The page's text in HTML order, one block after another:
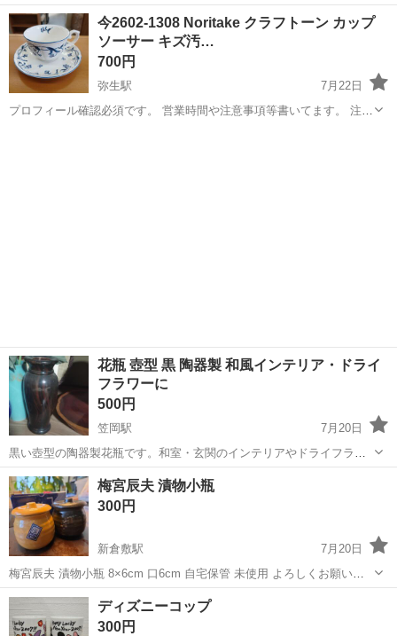
中！友達同士での応募OK！備品付きワンルーム寮費無料！赴任旅費会
社負担！生活支援物資事前対応可◎格安食堂利用可！年間休日135日
♪《山口県山口市》 人気の工...
山口 山口市 大歳駅 その他
今2602-1308 Noritake クラフトーン カップ
ソーサー キズ汚…
700円
弥生駅
7月22日
プロフィール確認必須です。 営業時間や注意事項等書いてます。 注意
花瓶 壺型 黒 陶器製 和風インテリア・ドライ
フラワーに
500円
笠岡駅
7月20日
黒い壺型の陶器製花瓶です。和室・玄関のインテリアやドライフラワ
ーの飾り付けにどうぞ。サイズは写真でご確認ください。
岡山 笠岡市 笠岡駅 食器
梅宮辰夫 漬物小瓶
300円
新倉敷駅
7月20日
梅宮辰夫 漬物小瓶 8×6cm 口6cm 自宅保管 未使用 よろしくお願いし
ます
岡山 倉敷市 新倉敷駅 食器
ディズニーコップ
300円